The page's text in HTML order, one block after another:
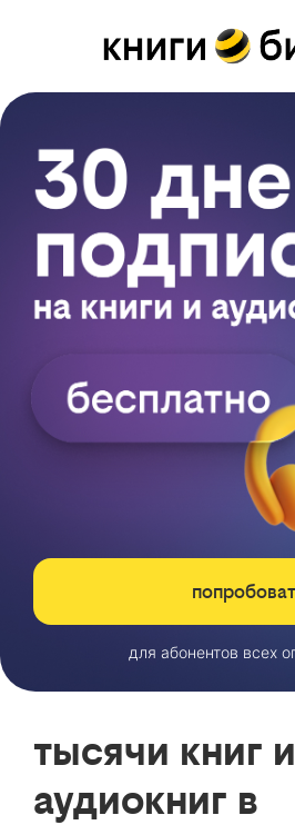
для абонентов всех
тысячи книг и
аудиокниг в